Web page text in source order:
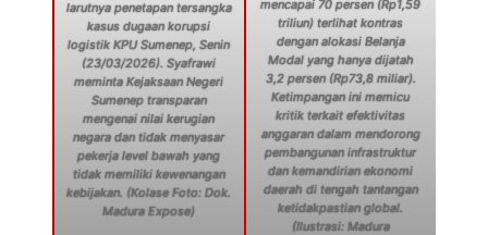
larutnya penetapan tersangka
kasus dugaan korupsi
logistik KPU Sumenep, Senin
(23/03/2026). Syafrawi
meminta Kejaksaan Negeri
Sumenep transparan
mengenai nilai kerugian
negara dan tidak menyasar
pekerja level bawah yang
tidak memiliki kewenangan
kebijakan. (Kolase Foto: Dok.
Madura Expose)
mencapai 70 persen (Rp1,59
triliun) terlihat kontras
dengan alokasi Belanja
Modal yang hanya dijatah
3,2 persen (Rp73,8 miliar).
Ketimpangan ini memicu
kritik terkait efektivitas
anggaran dalam mendorong
pembangunan infrastruktur
dan kemandirian ekonomi
daerah di tengah tantangan
ketidakpastian global.
(Ilustrasi: Madura